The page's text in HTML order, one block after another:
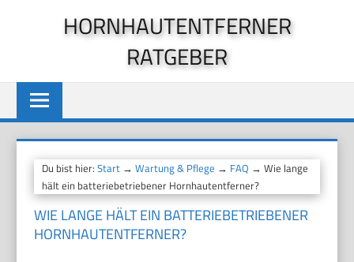
HORNHAUTENTFERNER
RATGEBER
Du bist hier:Start →Wartung & Pflege → FAQ → Wie lange
hält ein batteriebetriebener Hornhautentferner?
WIE LANGE HÄLT EIN BATTERIEBETRIEBENER
HORNHAUTENTFERNER?